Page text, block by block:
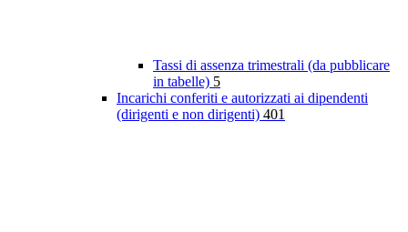
Tassi di assenza trimestrali (da pubblicare
in tabelle) 5
Incarichi conferiti e autorizzati ai dipendenti
(dirigenti e non dirigenti) 401